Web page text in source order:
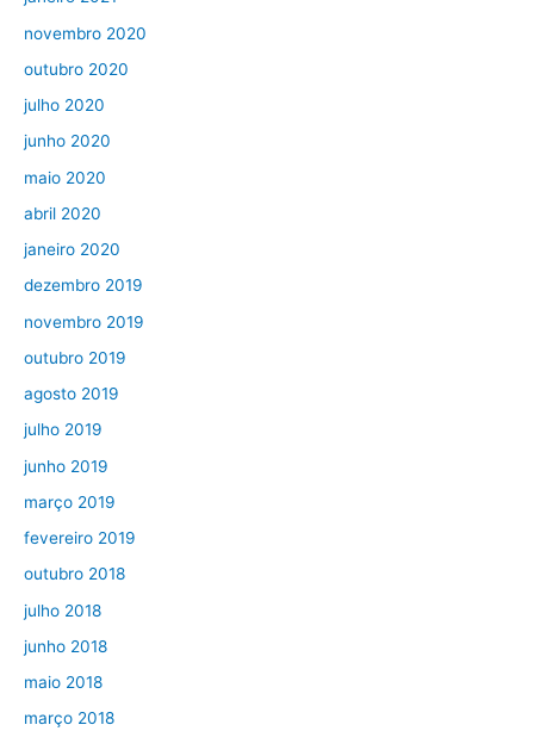
novembro 2020
outubro 2020
julho 2020
junho 2020
maio 2020
abril 2020
janeiro 2020
dezembro 2019
novembro 2019
outubro 2019
agosto 2019
julho 2019
junho 2019
março 2019
fevereiro 2019
outubro 2018
julho 2018
junho 2018
maio 2018
março 2018